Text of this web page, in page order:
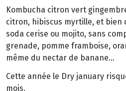
Kombucha citron vert
citron, hibiscus myrtille, et bien
soda cerise ou mojito, sans
grenade, pomme framboise,
même du nectar de banane...
Cette année le Dry january
mois.